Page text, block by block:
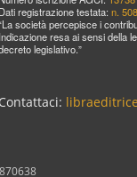
Dati registrazione testata: n.
società percepisce i
Indicazione resa ai sensi della
legislativo.”
Contattaci: